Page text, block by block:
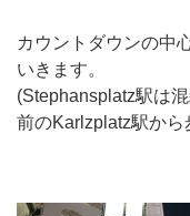
カウントダウンの中
いきます。
(Stephansplatz駅は
前のKarlzplatz駅か